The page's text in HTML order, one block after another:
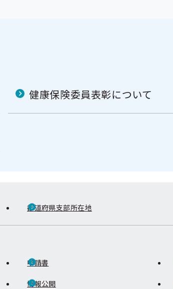
健康保険委員表彰について
都道府県支部所在地
申請書
情報公開